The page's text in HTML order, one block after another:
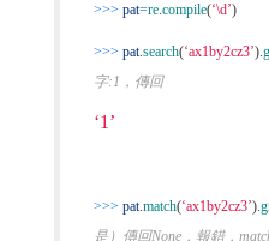
>>> pat=re.compile(‘\d’)
>>> pat.search(‘ax1by2cz3’).
字:1，傳回
‘1’
>>> pat.match(‘ax1by2cz3’).
是）傳回None，報錯，